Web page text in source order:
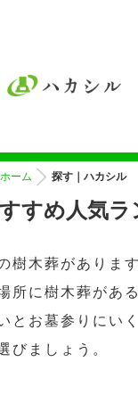
ホーム 探す｜ハカシル
すめ人気ラ
樹木葬がありま
所に樹木葬があ
とお墓参りにい
びましょう。